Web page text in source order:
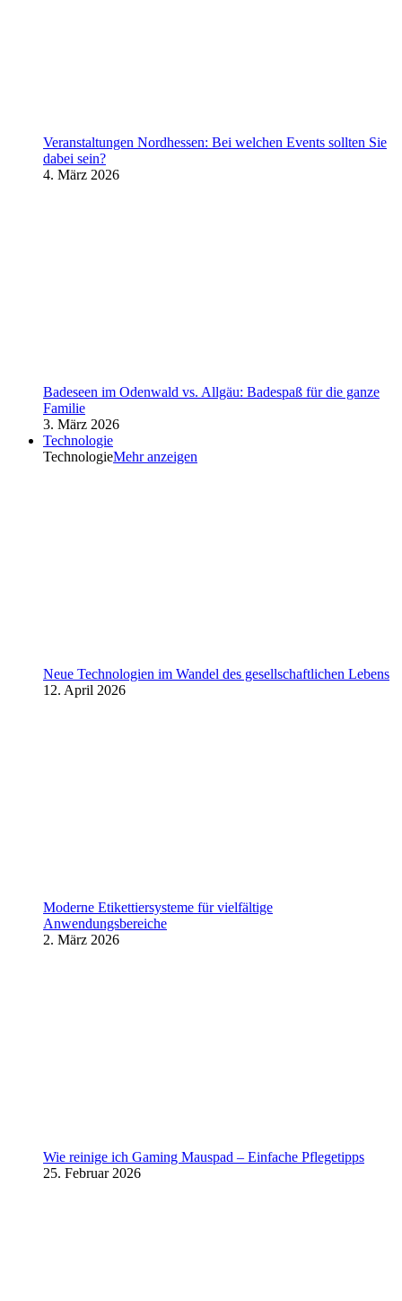
Veranstaltungen Nordhessen: Bei welchen Events sollten Sie
dabei sein?
4. März 2026
Badeseen im Odenwald vs. Allgäu: Badespaß für die ganze
Familie
3. März 2026
Technologie
TechnologieMehr anzeigen
Neue Technologien im Wandel des gesellschaftlichen Lebens
12. April 2026
Moderne Etikettiersysteme für vielfältige
Anwendungsbereiche
2. März 2026
Wie reinige ich Gaming Mauspad – Einfache Pflegetipps
25. Februar 2026